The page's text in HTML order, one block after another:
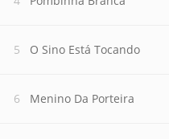
O Sino Está Tocando
Menino Da Porteira